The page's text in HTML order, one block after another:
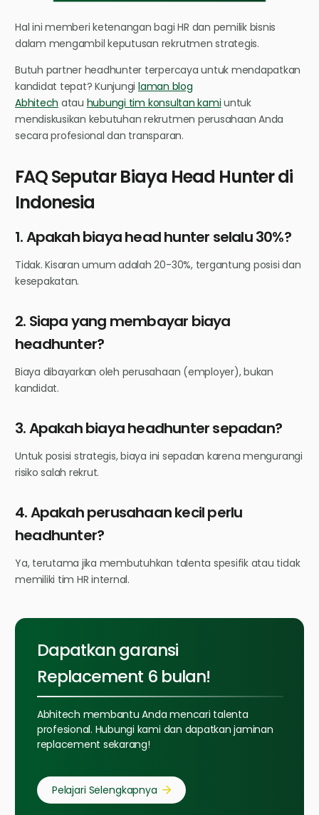
Hal ini memberi ketenangan bagi HR dan pemilik bisnis
dalam mengambil keputusan rekrutmen strategis.
Butuh partner headhunter terpercaya untuk mendapatkan
kandidat tepat? Kunjungi laman blog
Abhitech atau hubungi tim konsultan kami untuk
mendiskusikan kebutuhan rekrutmen perusahaan Anda
secara profesional dan transparan.
FAQ Seputar Biaya Head Hunter di
Indonesia
1. Apakah biaya head hunter selalu 30%?
Tidak. Kisaran umum adalah 20-30%, tergantung posisi dan
kesepakatan.
2. Siapa yang membayar biaya
headhunter?
Biaya dibayarkan oleh perusahaan (employer), bukan
kandidat.
3. Apakah biaya headhunter sepadan?
Untuk posisi strategis, biaya ini sepadan karena mengurangi
risiko salah rekrut.
4. Apakah perusahaan kecil perlu
headhunter?
Ya, terutama jika membutuhkan talenta spesifik atau tidak
memiliki tim HR internal.
Dapatkan garansi
Replacement 6 bulan!
Abhitech membantu Anda mencari talenta
profesional. Hubungi kami dan dapatkan jaminan
replacement sekarang!
Pelajari Selengkapnya